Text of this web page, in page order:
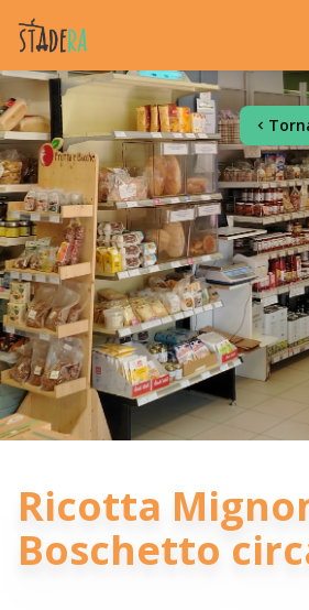
Ricotta
Boschetto